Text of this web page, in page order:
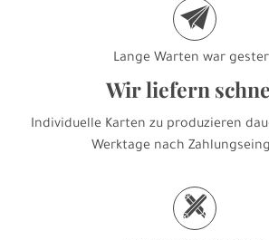
e
Lange Warten war
Wir liefern
Individuelle Karten zu produzieren
Werktage nach
h